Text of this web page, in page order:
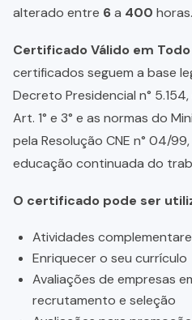
alterado entre 6a 400 horas.
Certificado Válido em Todo
certificados seguem a base
Decreto Presidencial n°
Art. 1° e 3° e as normas do
pela Resolução CNE n° 04/
educação continuada do
O certificado pode ser
Atividades
Enriquecer o seu currículo
Avaliações de empresas
recrutamento e seleção